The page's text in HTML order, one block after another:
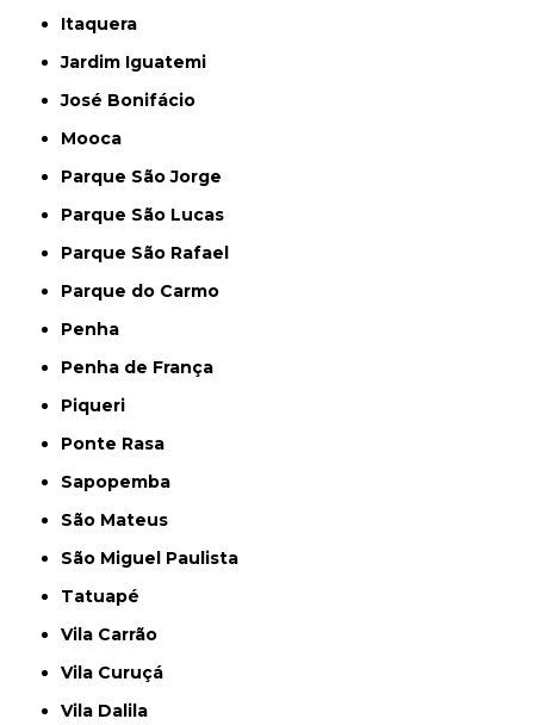
Itaquera
Jardim Iguatemi
José Bonifácio
Mooca
Parque São Jorge
Parque São Lucas
Parque São Rafael
Parque do Carmo
Penha
Penha de França
Piqueri
Ponte Rasa
Sapopemba
São Mateus
São Miguel Paulista
Tatuapé
Vila Carrão
Vila Curuçá
Vila Dalila